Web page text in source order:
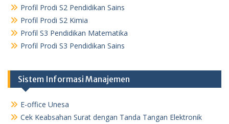
Profil Prodi S2 Pendidikan Sains
Profil Prodi S2 Kimia
Profil S3 Pendidikan Matematika
Profil Prodi S3 Pendidikan Sains
Sistem Informasi Manajemen
E-office Unesa
Cek Keabsahan Surat dengan Tanda Tangan Elektronik